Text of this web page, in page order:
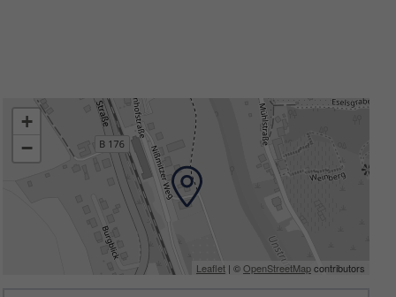
+
−
Leaflet| ©OpenStreetMapcontributors